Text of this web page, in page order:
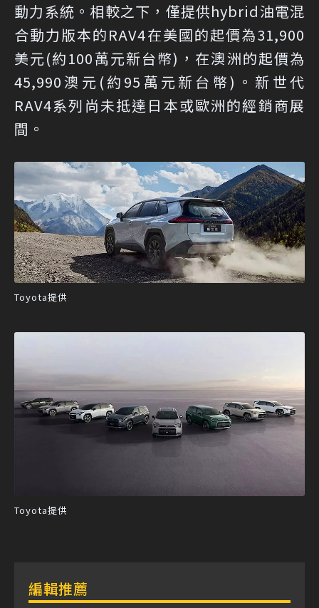
動力系統。相較之下，僅提供hybrid油電混
合動力版本的RAV4在美國的起價為31,900
美元(約100萬元新台幣)，在澳洲的起價為
45,990澳元(約95萬元新台幣)。新世代
RAV4系列尚未抵達日本或歐洲的經銷商展
間。
Toyota提供
Toyota提供
編輯推薦